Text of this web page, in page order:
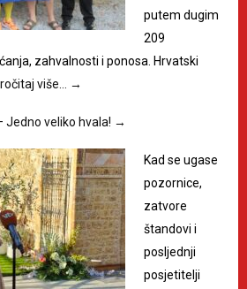
putem dugim
209
zahvalnosti i ponosa. Hrvatski
više… →
Jedno veliko hvala! →
Kad se ugase
pozornice,
zatvore
štandovi i
posljednji
posjetitelji